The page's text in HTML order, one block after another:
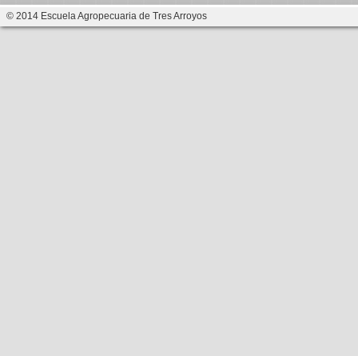
© 2014 Escuela Agropecuaria de Tres Arroyos